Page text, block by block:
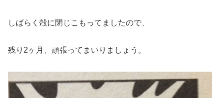
しばらく殻に閉じこもってましたので、
残り2ヶ月、頑張ってまいりましょう。